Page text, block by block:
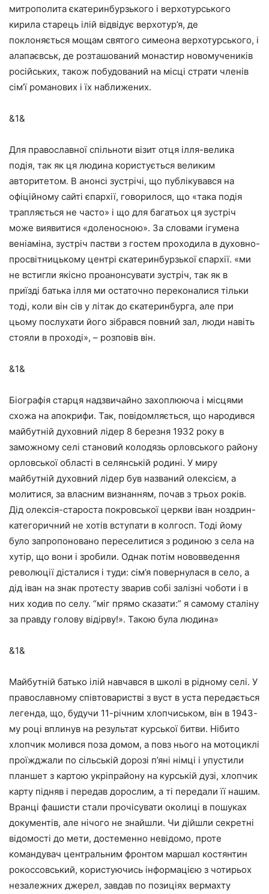
митрополита єкатеринбурзького і верхотурського
кирила старець ілій відвідує верхотур’я, де
поклоняється мощам святого симеона верхотурського, і
алапаєвськ, де розташований монастир новомучеників
російських, також побудований на місці страти членів
сім’ї романових і їх наближених.
&1&
Для православної спільноти візит отця ілля-велика
подія, так як ця людина користується великим
авторитетом. В анонсі зустрічі, що публікувався на
офіційному сайті єпархії, говорилося, що «така подія
трапляється не часто» і що для багатьох ця зустріч
може виявитися «доленосною». За словами ігумена
веніаміна, зустріч пастви з гостем проходила в духовно-
просвітницькому центрі єкатеринбурзької єпархії. «ми
не встигли якісно проанонсувати зустріч, так як в
приїзді батька ілля ми остаточно переконалися тільки
тоді, коли він сів у літак до єкатеринбурга, але при
цьому послухати його зібрався повний зал, люди навіть
стояли в проході», – розповів він.
&1&
Біографія старця надзвичайно захоплююча і місцями
схожа на апокрифи. Так, повідомляється, що народився
майбутній духовний лідер 8 березня 1932 року в
заможному селі становий колодязь орловського району
орловської області в селянській родині. У миру
майбутній духовний лідер був названий олексієм, а
молитися, за власним визнанням, почав з трьох років.
Дід олексія-староста покровської церкви іван ноздрин-
категоричний не хотів вступати в колгосп. Тоді йому
було запропоновано переселитися з родиною з села на
хутір, що вони і зробили. Однак потім нововведення
революції дісталися і туди: сім’я повернулася в село, а
дід іван на знак протесту зварив собі залізні чоботи і в
них ходив по селу. “міг прямо сказати:” я самому сталіну
за правду голову відірву!». Такою була людина»
&1&
Майбутній батько ілій навчався в школі в рідному селі. У
православному співтоваристві з вуст в уста передається
легенда, що, будучи 11-річним хлопчиськом, він в 1943-
му році вплинув на результат курської битви. Нібито
хлопчик молився поза домом, а повз нього на мотоциклі
проїжджали по сільській дорозі п’яні німці і упустили
планшет з картою укріпрайону на курській дузі, хлопчик
карту підняв і передав дорослим, а ті передали її нашим.
Вранці фашисти стали прочісувати околиці в пошуках
документів, але нічого не знайшли. Чи дійшли секретні
відомості до мети, достеменно невідомо, проте
командувач центральним фронтом маршал костянтин
рокоссовський, користуючись інформацією з чотирьох
незалежних джерел, завдав по позиціях вермахту